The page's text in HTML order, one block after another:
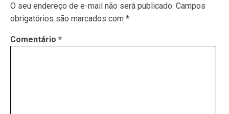
O seu endereço de e-mail não será publicado. Campos
obrigatórios são marcados com *
Comentário *